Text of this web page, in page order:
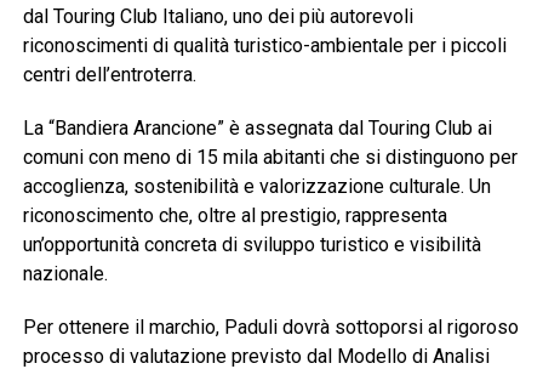
dal Touring Club Italiano, uno dei più autorevoli
riconoscimenti di qualità turistico-ambientale per i piccoli
centri dell’entroterra.
La “Bandiera Arancione” è assegnata dal Touring Club ai
comuni con meno di 15 mila abitanti che si distinguono per
accoglienza, sostenibilità e valorizzazione culturale. Un
riconoscimento che, oltre al prestigio, rappresenta
un’opportunità concreta di sviluppo turistico e visibilità
nazionale.
Per ottenere il marchio, Paduli dovrà sottoporsi al rigoroso
processo di valutazione previsto dal Modello di Analisi